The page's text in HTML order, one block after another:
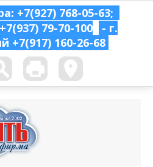
+7(927) 768-05-63;
79-70-100
- г.
+7(917) 160-26-68